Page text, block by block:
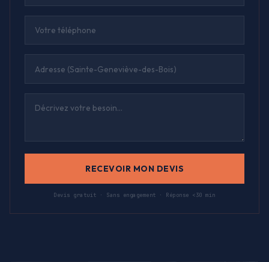
RECEVOIR MON DEVIS
Devis gratuit · Sans engagement · Réponse <30 min